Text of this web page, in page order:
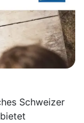
Schweizer